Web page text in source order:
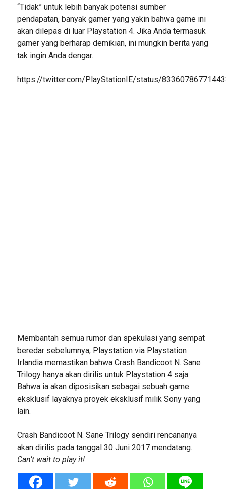
“Tidak” untuk lebih banyak potensi sumber
pendapatan, banyak gamer yang yakin bahwa game ini
akan dilepas di luar Playstation 4. Jika Anda termasuk
gamer yang berharap demikian, ini mungkin berita yang
tak ingin Anda dengar.
https://twitter.com/PlayStationIE/status/
Membantah semua rumor dan spekulasi yang sempat
beredar sebelumnya, Playstation via Playstation
Irlandia memastikan bahwa Crash Bandicoot N. Sane
Trilogy hanya akan dirilis untuk Playstation 4 saja.
Bahwa ia akan diposisikan sebagai sebuah game
eksklusif layaknya proyek eksklusif milik Sony yang
lain.
Crash Bandicoot N. Sane Trilogy sendiri rencananya
akan dirilis pada tanggal 30 Juni 2017 mendatang.
Can’t wait to play it!